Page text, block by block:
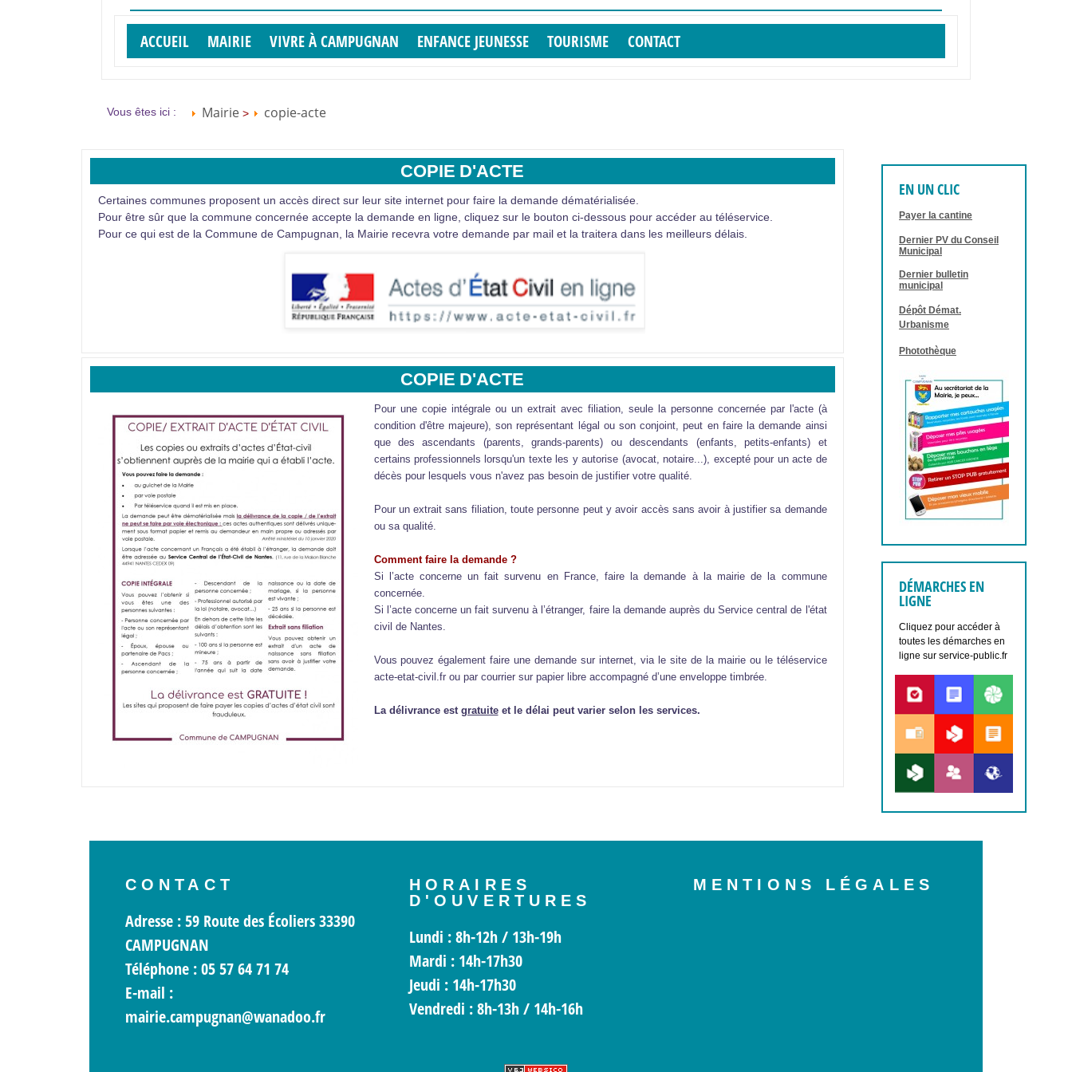
ACCUEIL MAIRIE VIVRE À CAMPUGNAN ENFANCE JEUNESSE TOURISME CONTACT
Vous êtes ici : Mairie > copie-acte
COPIE D'ACTE
Certaines communes proposent un accès direct sur leur site internet pour faire la demande dématérialisée.
Pour être sûr que la commune concernée accepte la demande en ligne, cliquez sur le bouton ci-dessous pour accéder au téléservice.
Pour ce qui est de la Commune de Campugnan, la Mairie recevra votre demande par mail et la traitera dans les meilleurs délais.
COPIE D'ACTE
Pour une copie intégrale ou un extrait avec filiation, seule la personne concernée par l'acte (à
condition d'être majeure), son représentant légal ou son conjoint, peut en faire la demande ainsi
que des ascendants (parents, grands-parents) ou descendants (enfants, petits-enfants) et
certains professionnels lorsqu'un texte les y autorise (avocat, notaire...), excepté pour un acte de
décès pour lesquels vous n'avez pas besoin de justifier votre qualité.
Pour un extrait sans filiation, toute personne peut y avoir accès sans avoir à justifier sa demande
ou sa qualité.
Comment faire la demande ?
Si l’acte concerne un fait survenu en France, faire la demande à la mairie de la commune
concernée.
Si l’acte concerne un fait survenu à l’étranger, faire la demande auprès du Service central de l'état
civil de Nantes.
Vous pouvez également faire une demande sur internet, via le site de la mairie ou le téléservice
acte-etat-civil.fr ou par courrier sur papier libre accompagné d’une enveloppe timbrée.
La délivrance est gratuiteet le délai peut varier selon les services.
EN UN CLIC
Payer la cantine
Dernier PV du Conseil
Municipal
Dernier bulletin
municipal
Dépôt Démat.
Urbanisme
Photothèque
DÉMARCHES EN
LIGNE
Cliquez pour accéder à
toutes les démarches en
ligne sur service-public.fr
CONTACT
Adresse : 59 Route des Écoliers 33390
CAMPUGNAN
Téléphone : 05 57 64 71 74
E-mail :
mairie.campugnan@wanadoo.fr
HORAIRES
D'OUVERTURES
Lundi : 8h-12h / 13h-19h
Mardi : 14h-17h30
Jeudi : 14h-17h30
Vendredi : 8h-13h / 14h-16h
MENTIONS LÉGALES